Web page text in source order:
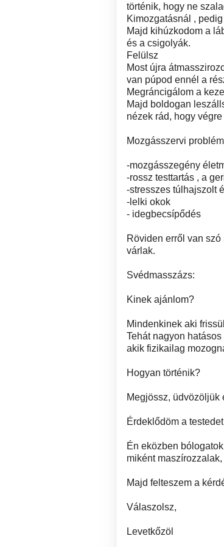
történik, hogy ne
Kimozgatásnál ,
Majd kihúzkodom a
és a csigolyák.
Felülsz
Most újra
van púpod ennél a
Megráncigálom a
Majd boldogan
nézek rád, hogy
Mozgásszervi
-mozgásszegény
-rossz testtartás , a
-stresszes túlhajszolt
-lelki okok
- idegbecsípődés
Röviden erről van
várlak.
Svédmasszázs:
Kinek ajánlom?
Mindenkinek aki
Tehát nagyon
akik fizikailag
Hogyan történik?
Megjössz, üdvözöljük
Érdeklődöm a
Én eközben
miként maszírozzalak,
Majd felteszem a
Válaszolsz,
Levetkőzöl